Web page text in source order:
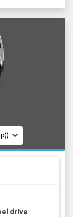
drive